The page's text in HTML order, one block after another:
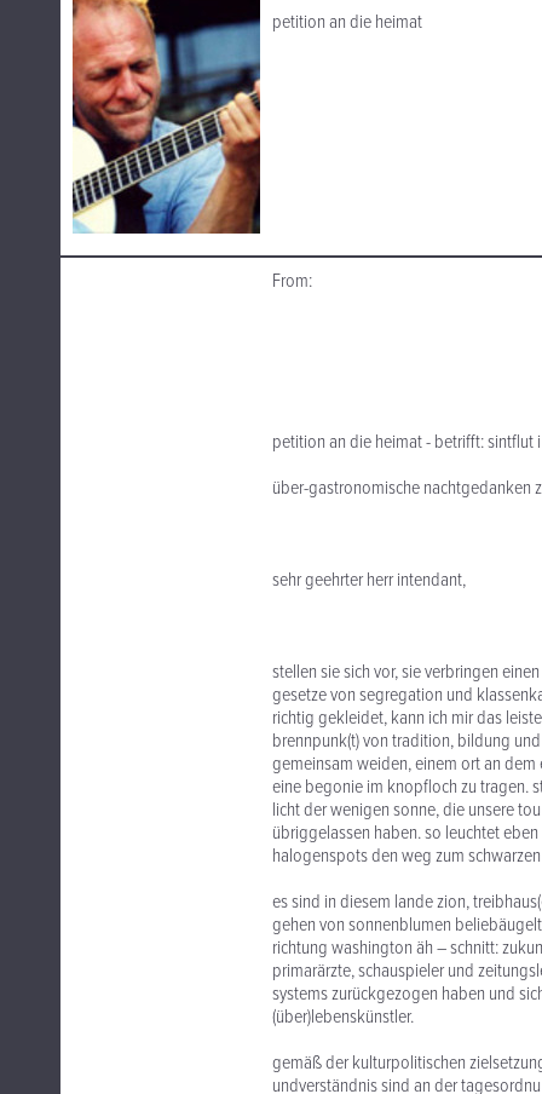
petition an die heimat
From:
petition an die heimat - betrifft: sintflut
über-gastronomische nachtgedanken
sehr geehrter herr intendant,
stellen sie sich vor, sie verbringen
gesetze von segregation und
richtig gekleidet, kann ich mir das
brennpunk(t) von tradition, bildung
gemeinsam weiden, einem ort an
eine begonie im knopfloch zu tragen.
licht der wenigen sonne, die unsere
übriggelassen haben. so leuchtet
halogenspots den weg zum
es sind in diesem lande zion,
gehen von sonnenblumen
richtung washington äh – schnitt:
primarärzte, schauspieler und
systems zurückgezogen haben und
(über)lebenskünstler.
gemäß der kulturpolitischen
undverständnis sind an der